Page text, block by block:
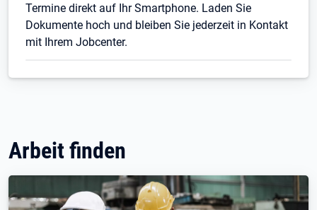
Termine direkt auf Ihr Smartphone. Laden Sie
Dokumente hoch und bleiben Sie jederzeit in Kontakt
mit Ihrem Jobcenter.
Arbeit finden